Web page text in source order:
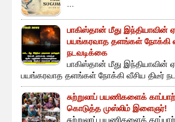
...
பாகிஸ்தான் மீது இந்தியாவின்
பயங்கரவாத தளங்கள் நோக்கி
நடவடிக்கை
பாகிஸ்தான் மீது இந்தியாவின்
பயங்கரவாத தளங்கள் நோக்கி வீசிய திடீர்
சுற்றுலாப் பயணிகளைக்
கொடுத்த முஸ்லிம் இளைஞர்!
சுற்றுலாப் பயணிகளைக்